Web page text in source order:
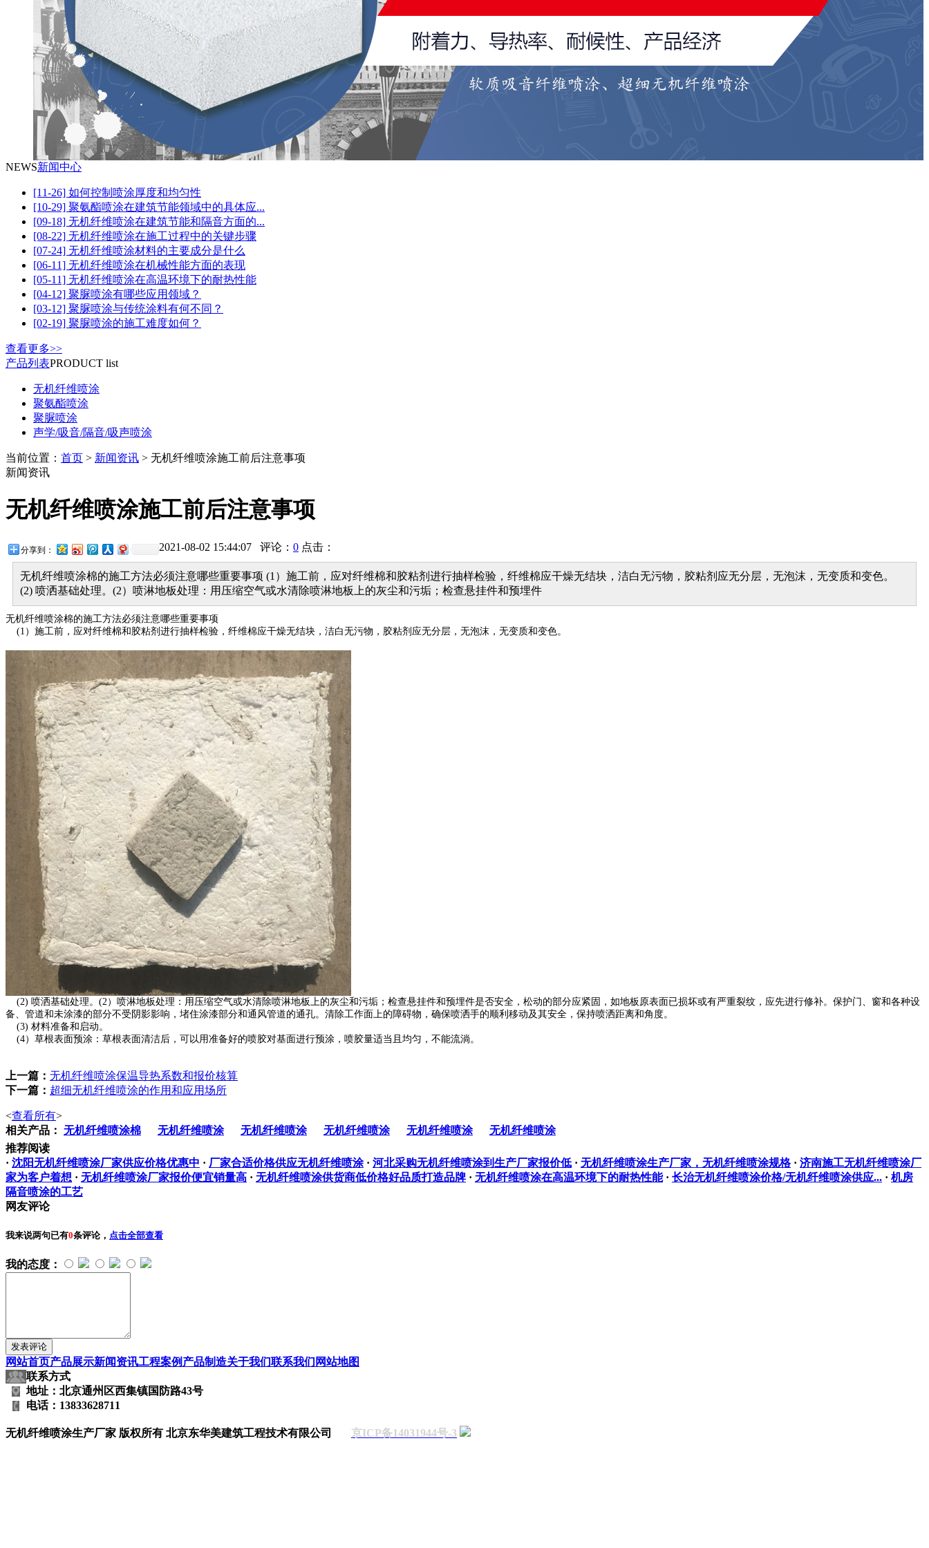
NEWS新闻中心
[11-26] 如何控制喷涂厚度和均匀性
[10-29] 聚氨酯喷涂在建筑节能领域中的具体应...
[09-18] 无机纤维喷涂在建筑节能和隔音方面的...
[08-22] 无机纤维喷涂在施工过程中的关键步骤
[07-24] 无机纤维喷涂材料的主要成分是什么
[06-11] 无机纤维喷涂在机械性能方面的表现
[05-11] 无机纤维喷涂在高温环境下的耐热性能
[04-12] 聚脲喷涂有哪些应用领域？
[03-12] 聚脲喷涂与传统涂料有何不同？
[02-19] 聚脲喷涂的施工难度如何？
查看更多>>
产品列表PRODUCT list
无机纤维喷涂
聚氨酯喷涂
聚脲喷涂
声学/吸音/隔音/吸声喷涂
当前位置： 首页 > 新闻资讯 > 无机纤维喷涂施工前后注意事项
新闻资讯
无机纤维喷涂施工前后注意事项
分享到： 2021-08-02 15:44:07 评论： 0 点击：
无机纤维喷涂棉的施工方法必须注意哪些重要事项 (1）施工前，应对纤维棉和胶粘剂进行抽样检验，纤维棉应干燥无结块，洁白无污物，胶粘剂应无分层，无泡沫，无变质和变色。
(2) 喷洒基础处理。(2）喷淋地板处理：用压缩空气或水清除喷淋地板上的灰尘和污垢；检查悬挂件和预埋件
无机纤维喷涂棉的施工方法必须注意哪些重要事项
(1）施工前，应对纤维棉和胶粘剂进行抽样检验，纤维棉应干燥无结块，洁白无污物，胶粘剂应无分层，无泡沫，无变质和变色。
(2) 喷洒基础处理。(2）喷淋地板处理：用压缩空气或水清除喷淋地板上的灰尘和污垢；检查悬挂件和预埋件是否安全，松动的部分应紧固，如地板原表面已损坏或有严重裂纹，应先进行修补。保护门、窗和各种设
备、管道和未涂漆的部分不受阴影影响，堵住涂漆部分和通风管道的通孔。清除工作面上的障碍物，确保喷洒手的顺利移动及其安全，保持喷洒距离和角度。
(3) 材料准备和启动。
(4）草根表面预涂：草根表面清洁后，可以用准备好的喷胶对基面进行预涂，喷胶量适当且均匀，不能流淌。
上一篇： 无机纤维喷涂保温导热系数和报价核算
下一篇： 超细无机纤维喷涂的作用和应用场所
<查看所有>
相关产品： 无机纤维喷涂棉 无机纤维喷涂 无机纤维喷涂 无机纤维喷涂 无机纤维喷涂
无机纤维喷涂
推荐阅读
· 沈阳无机纤维喷涂厂家供应价格优惠中 · 厂家合适价格供应无机纤维喷涂 · 河北采购无机纤维喷涂到生产厂家报价低 · 无机纤维喷涂生产厂家，无机纤维喷涂规格 · ​济南施工无机纤维喷涂厂
家为客户着想 · 无机纤维喷涂厂家报价便宜销量高 · 无机纤维喷涂供货商低价格好品质打造品牌 · 无机纤维喷涂在高温环境下的耐热性能 · 长治无机纤维喷涂价格/无机纤维喷涂供应... · 机房
隔音喷涂的工艺
网友评论
我来说两句已有0条评论， 点击全部查看
我的态度：
网站首页产品展示新闻资讯工程案例 产品制造关于我们联系我们 网站地图
联系方式
地址：北京通州区西集镇国防路43号
电话：13833628711
无机纤维喷涂生产厂家 版权所有 北京东华美建筑工程技术有限公司 京ICP备14031944号-3